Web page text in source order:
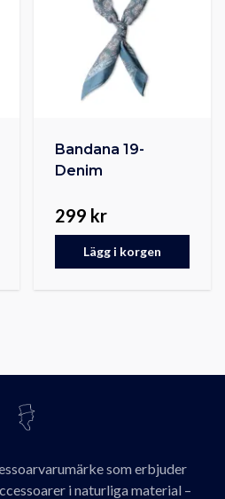
Bandana 19-
Denim
299 kr
Lägg i korgen
som erbjuder
i naturliga material –